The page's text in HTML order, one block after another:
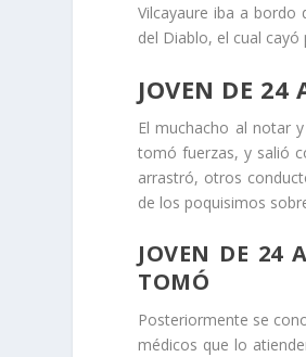
Vilcayaure iba a
del Diablo, el cual
JOVEN DE 24
El muchacho al notar
tomó fuerzas, y salió
arrastró, otros
de los poquisimos
JOVEN DE 24
TOMÓ
Posteriormente se
médicos que lo